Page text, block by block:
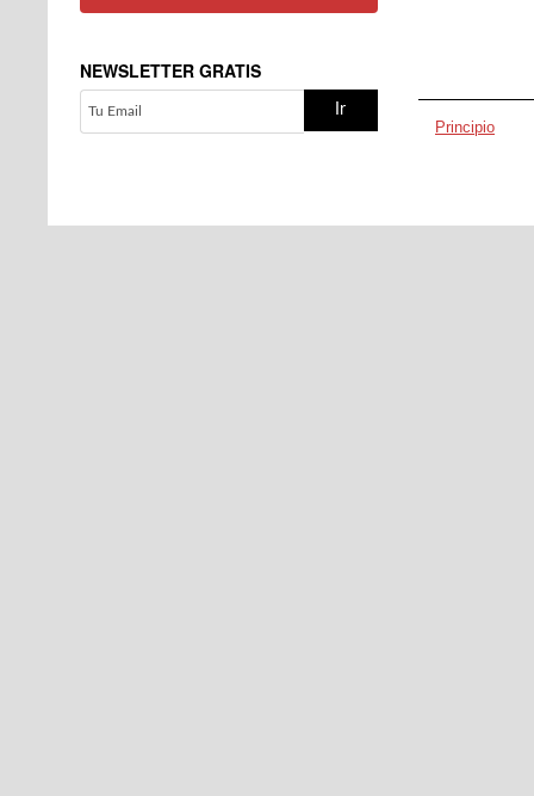
NEWSLETTER GRATIS
Principio